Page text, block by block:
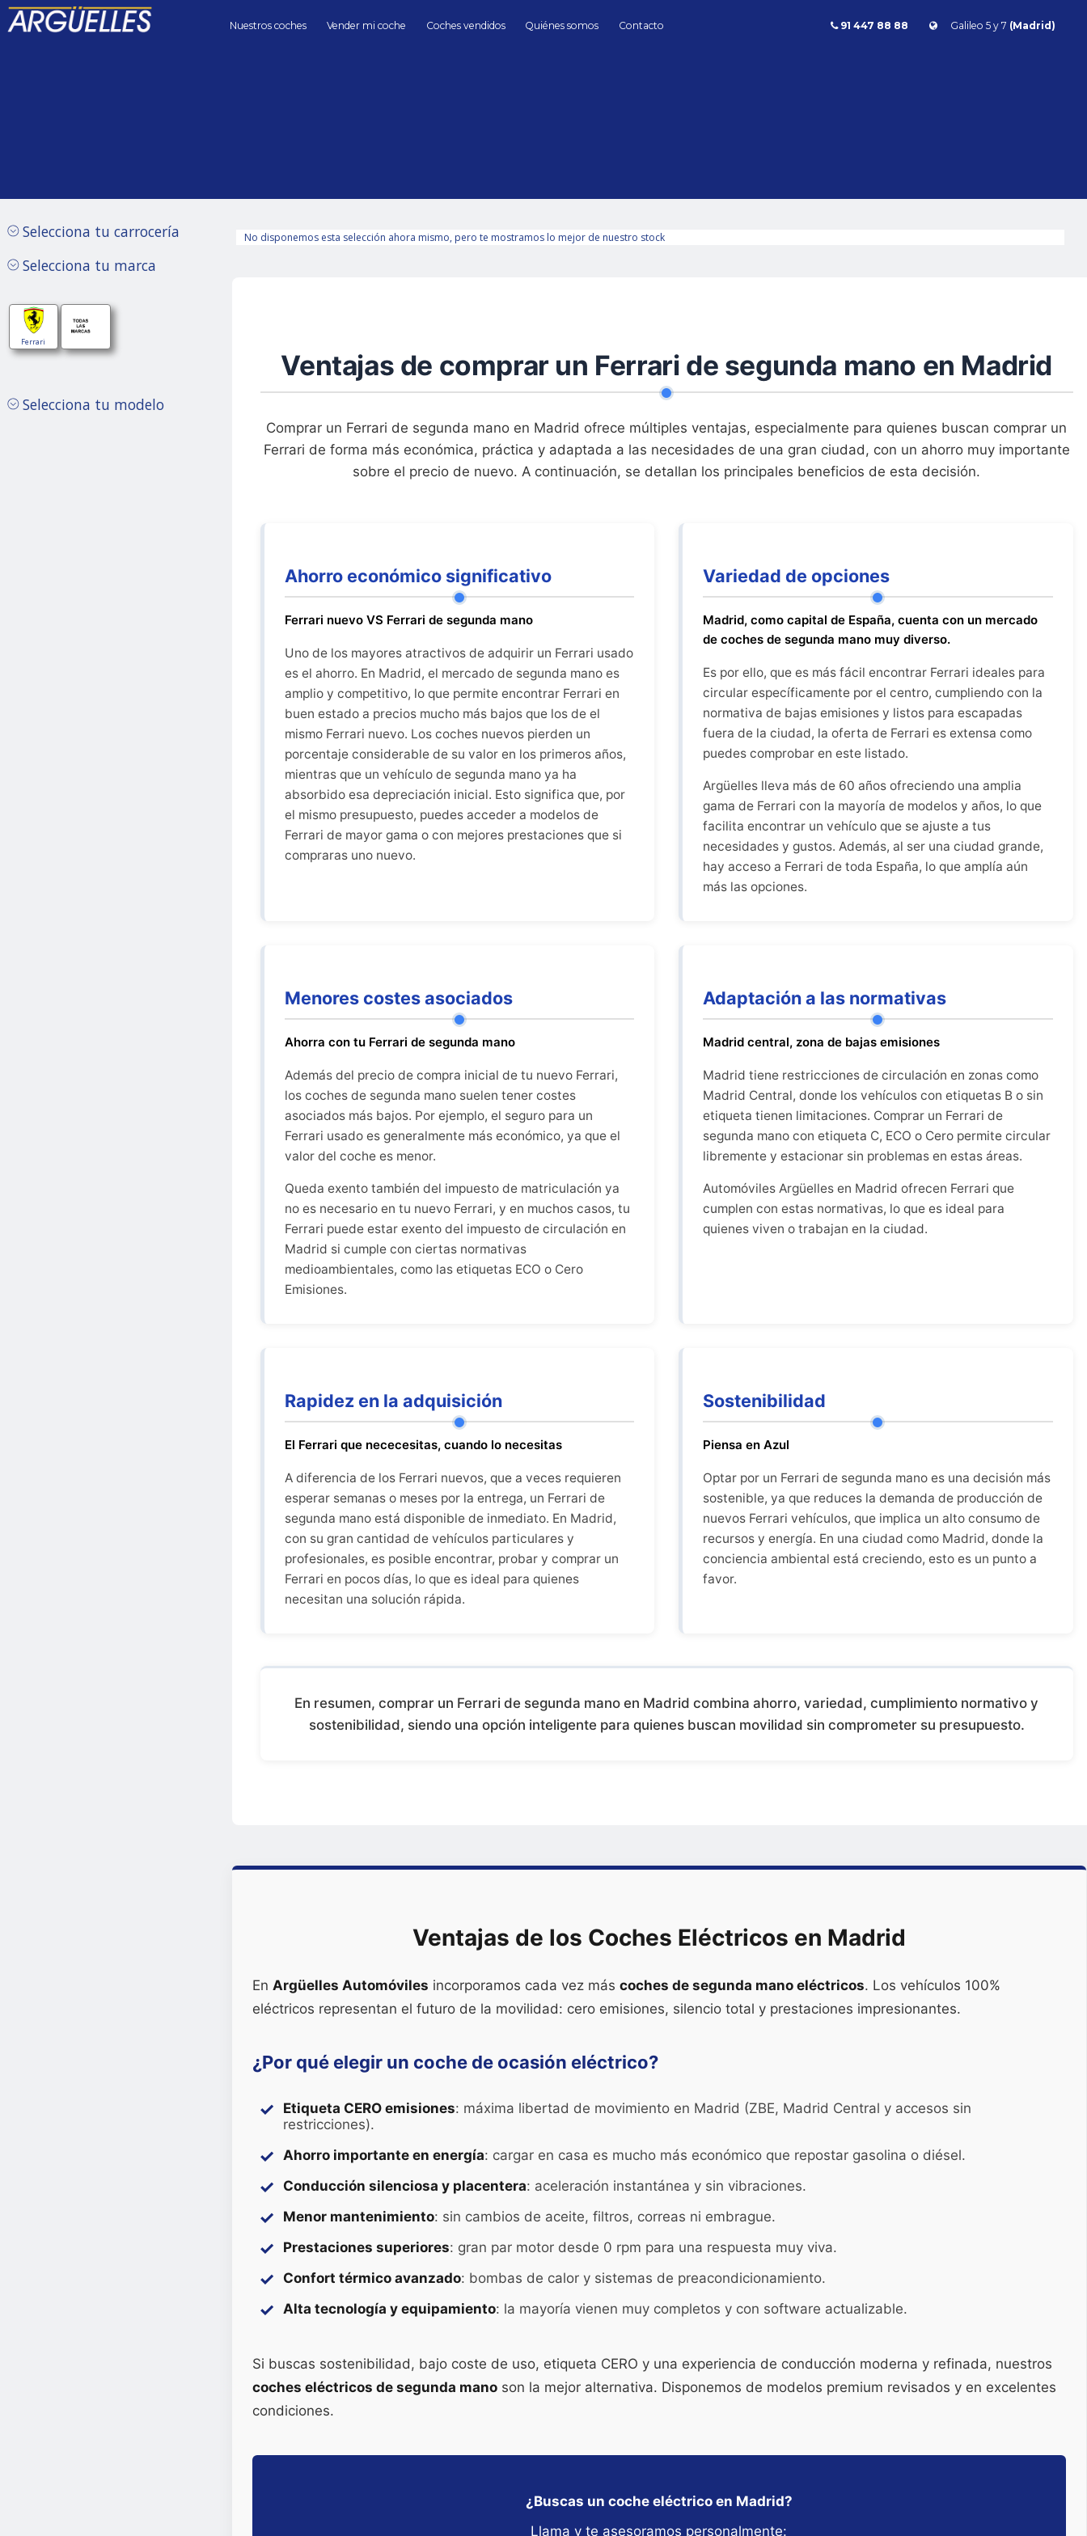
Nuestros coches Vender mi coche Coches vendidos Quiénes somos Contacto 91 447 88 88 Galileo 5 y 7 (Madrid)
No disponemos esta selección ahora mismo, pero te mostramos lo mejor de nuestro stock
Ventajas de comprar un Ferrari de segunda mano en Madrid
Comprar un Ferrari de segunda mano en Madrid ofrece múltiples ventajas, especialmente para quienes buscan comprar un
Ferrari de forma más económica, práctica y adaptada a las necesidades de una gran ciudad, con un ahorro muy importante
sobre el precio de nuevo. A continuación, se detallan los principales beneficios de esta decisión.
Ahorro económico significativo
Ferrari nuevo VS Ferrari de segunda mano
Uno de los mayores atractivos de adquirir un Ferrari usado
es el ahorro. En Madrid, el mercado de segunda mano es
amplio y competitivo, lo que permite encontrar Ferrari en
buen estado a precios mucho más bajos que los de el
mismo Ferrari nuevo. Los coches nuevos pierden un
porcentaje considerable de su valor en los primeros años,
mientras que un vehículo de segunda mano ya ha
absorbido esa depreciación inicial. Esto significa que, por
el mismo presupuesto, puedes acceder a modelos de
Ferrari de mayor gama o con mejores prestaciones que si
compraras uno nuevo.
Variedad de opciones
Madrid, como capital de España, cuenta con un mercado
de coches de segunda mano muy diverso.
Es por ello, que es más fácil encontrar Ferrari ideales para
circular específicamente por el centro, cumpliendo con la
normativa de bajas emisiones y listos para escapadas
fuera de la ciudad, la oferta de Ferrari es extensa como
puedes comprobar en este listado.
Argüelles lleva más de 60 años ofreciendo una amplia
gama de Ferrari con la mayoría de modelos y años, lo que
facilita encontrar un vehículo que se ajuste a tus
necesidades y gustos. Además, al ser una ciudad grande,
hay acceso a Ferrari de toda España, lo que amplía aún
más las opciones.
Menores costes asociados
Ahorra con tu Ferrari de segunda mano
Además del precio de compra inicial de tu nuevo Ferrari,
los coches de segunda mano suelen tener costes
asociados más bajos. Por ejemplo, el seguro para un
Ferrari usado es generalmente más económico, ya que el
valor del coche es menor.
Queda exento también del impuesto de matriculación ya
no es necesario en tu nuevo Ferrari, y en muchos casos, tu
Ferrari puede estar exento del impuesto de circulación en
Madrid si cumple con ciertas normativas
medioambientales, como las etiquetas ECO o Cero
Emisiones.
Adaptación a las normativas
Madrid central, zona de bajas emisiones
Madrid tiene restricciones de circulación en zonas como
Madrid Central, donde los vehículos con etiquetas B o sin
etiqueta tienen limitaciones. Comprar un Ferrari de
segunda mano con etiqueta C, ECO o Cero permite circular
libremente y estacionar sin problemas en estas áreas.
Automóviles Argüelles en Madrid ofrecen Ferrari que
cumplen con estas normativas, lo que es ideal para
quienes viven o trabajan en la ciudad.
Rapidez en la adquisición
El Ferrari que nececesitas, cuando lo necesitas
A diferencia de los Ferrari nuevos, que a veces requieren
esperar semanas o meses por la entrega, un Ferrari de
segunda mano está disponible de inmediato. En Madrid,
con su gran cantidad de vehículos particulares y
profesionales, es posible encontrar, probar y comprar un
Ferrari en pocos días, lo que es ideal para quienes
necesitan una solución rápida.
Sostenibilidad
Piensa en Azul
Optar por un Ferrari de segunda mano es una decisión más
sostenible, ya que reduces la demanda de producción de
nuevos Ferrari vehículos, que implica un alto consumo de
recursos y energía. En una ciudad como Madrid, donde la
conciencia ambiental está creciendo, esto es un punto a
favor.
En resumen, comprar un Ferrari de segunda mano en Madrid combina ahorro, variedad, cumplimiento normativo y
sostenibilidad, siendo una opción inteligente para quienes buscan movilidad sin comprometer su presupuesto.
Ventajas de los Coches Eléctricos en Madrid
En Argüelles Automóviles incorporamos cada vez más coches de segunda mano eléctricos. Los vehículos 100%
eléctricos representan el futuro de la movilidad: cero emisiones, silencio total y prestaciones impresionantes.
¿Por qué elegir un coche de ocasión eléctrico?
Etiqueta CERO emisiones: máxima libertad de movimiento en Madrid (ZBE, Madrid Central y accesos sin
restricciones).
Ahorro importante en energía: cargar en casa es mucho más económico que repostar gasolina o diésel.
Conducción silenciosa y placentera: aceleración instantánea y sin vibraciones.
Menor mantenimiento: sin cambios de aceite, filtros, correas ni embrague.
Prestaciones superiores: gran par motor desde 0 rpm para una respuesta muy viva.
Confort térmico avanzado: bombas de calor y sistemas de preacondicionamiento.
Alta tecnología y equipamiento: la mayoría vienen muy completos y con software actualizable.
Si buscas sostenibilidad, bajo coste de uso, etiqueta CERO y una experiencia de conducción moderna y refinada, nuestros
coches eléctricos de segunda manoson la mejor alternativa. Disponemos de modelos premium revisados y en excelentes
condiciones.
¿Buscas un coche eléctrico en Madrid?
Llama y te asesoramos personalmente:
Selecciona tu carrocería
Selecciona tu marca
FerrariHibrido
Selecciona tu modelo